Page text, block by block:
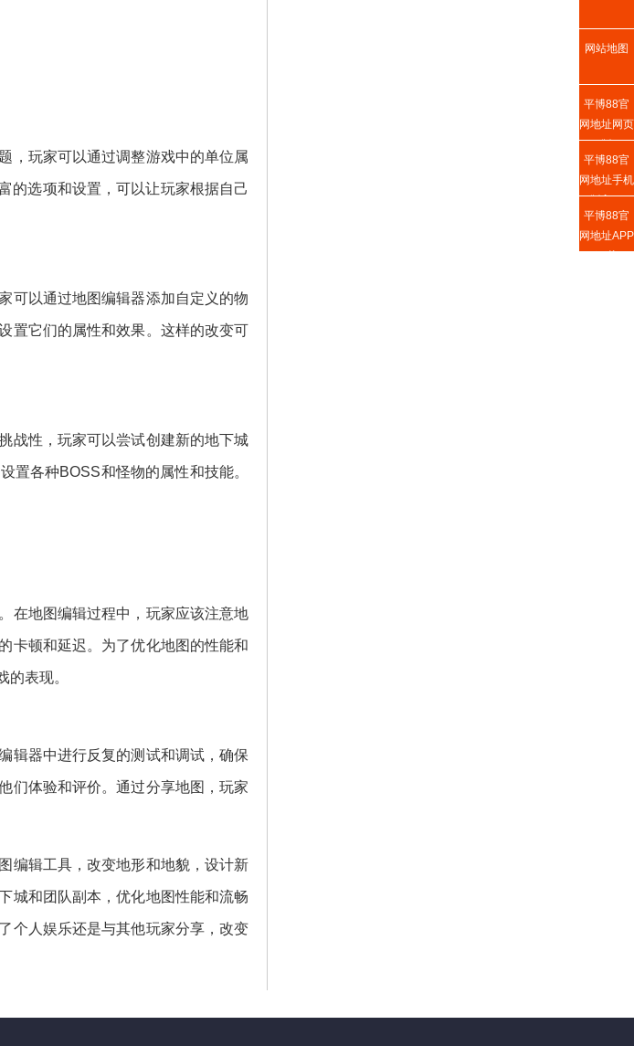
，玩家可以通过调整游戏中的单位属
的选项和设置，可以让玩家根据自己
可以通过地图编辑器添加自定义的物
置它们的属性和效果。这样的改变可
战性，玩家可以尝试创建新的地下城
置各种BOSS和怪物的属性和技能。
在地图编辑过程中，玩家应该注意地
卡顿和延迟。为了优化地图的性能和
表现。
辑器中进行反复的测试和调试，确保
们体验和评价。通过分享地图，玩家
编辑工具，改变地形和地貌，设计新
城和团队副本，优化地图性能和流畅
个人娱乐还是与其他玩家分享，改变
网站地图
平博88官
网地址网页
版
平博88官
网地址手机
版入口
平博88官
网地址APP